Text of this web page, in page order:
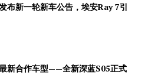
布新一轮新车公告，埃安Ray 7引
新合作车型——全新深蓝S05正式